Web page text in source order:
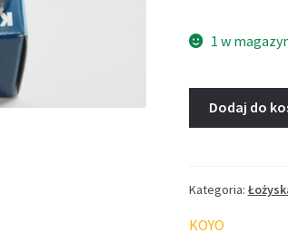
1 w
Dodaj do
Kategoria:
KOYO